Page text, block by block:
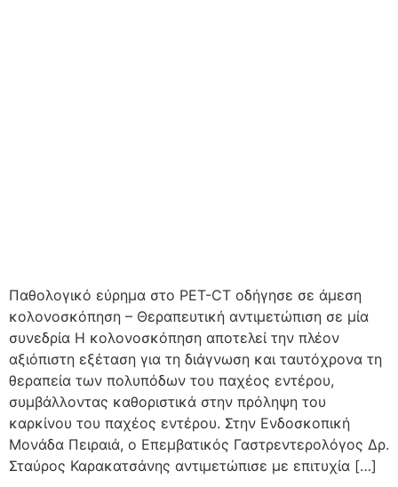
Παθολογικό εύρημα στο PET-CT οδήγησε σε άμεση
κολονοσκόπηση – Θεραπευτική αντιμετώπιση σε μία
συνεδρία Η κολονοσκόπηση αποτελεί την πλέον
αξιόπιστη εξέταση για τη διάγνωση και ταυτόχρονα τη
θεραπεία των πολυπόδων του παχέος εντέρου,
συμβάλλοντας καθοριστικά στην πρόληψη του
καρκίνου του παχέος εντέρου. Στην Ενδοσκοπική
Μονάδα Πειραιά, ο Επεμβατικός Γαστρεντερολόγος Δρ.
Σταύρος Καρακατσάνης αντιμετώπισε με επιτυχία […]